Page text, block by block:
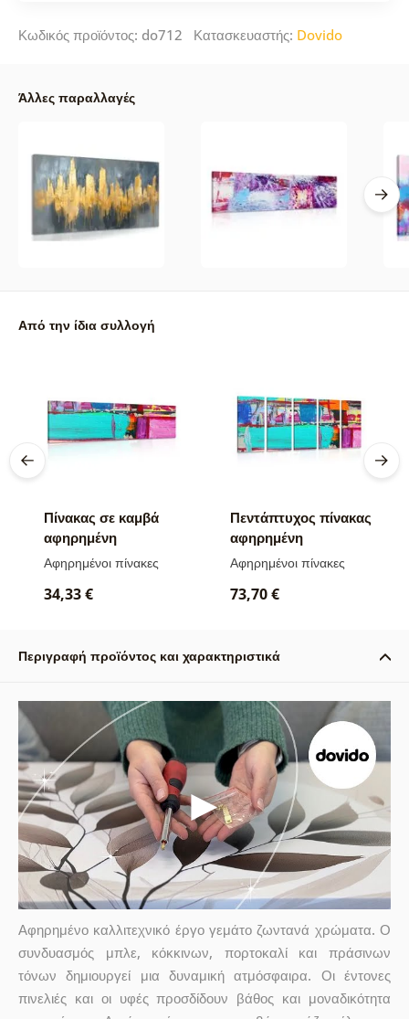
Κωδικός προϊόντος: do712 Κατασκευαστής: Dovido
Άλλες παραλλαγές
Από την ίδια συλλογή
Πίνακας σε καμβά
αφηρημένη
ζωγραφική
Αφηρημένοι πίνακες
34,33 €
Πεντάπτυχος πίνακας
αφηρημένη
ζωγραφική
Αφηρημένοι πίνακες
73,70 €
Περιγραφή προϊόντος και χαρακτηριστικά
Αφηρημένο καλλιτεχνικό έργο γεμάτο ζωντανά χρώματα. Ο
συνδυασμός μπλε, κόκκινων, πορτοκαλί και πράσινων
τόνων δημιουργεί μια δυναμική ατμόσφαιρα. Οι έντονες
πινελιές και οι υφές προσδίδουν βάθος και μοναδικότητα